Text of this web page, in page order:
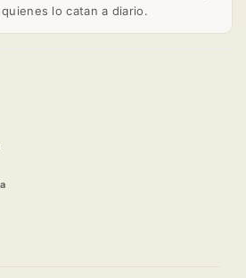
lo catan a diario.